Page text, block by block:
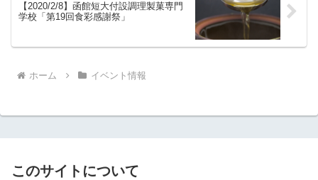
【2020/2/8】函館短大付設調理製菓専門
学校「第19回食彩感謝祭」
ホーム イベント情報
このサイトについて